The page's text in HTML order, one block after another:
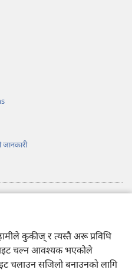
कुकीज् र त्यस्तै अरू प्रविधि
चल्न आवश्यक भएकोले
चलाउन सजिलो बनाउनको लागि
जानकारी